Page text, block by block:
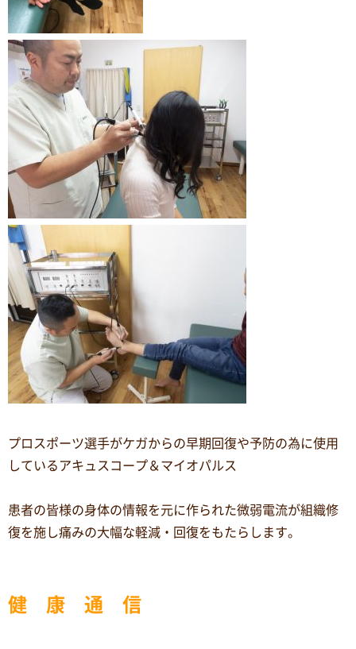
プロスポーツ選手がケガからの早期回復や予防の為に使用
しているアキュスコープ＆マイオパルス
患者の皆様の身体の情報を元に作られた微弱電流が組織修
復を施し痛みの大幅な軽減・回復をもたらします。
健 康 通 信